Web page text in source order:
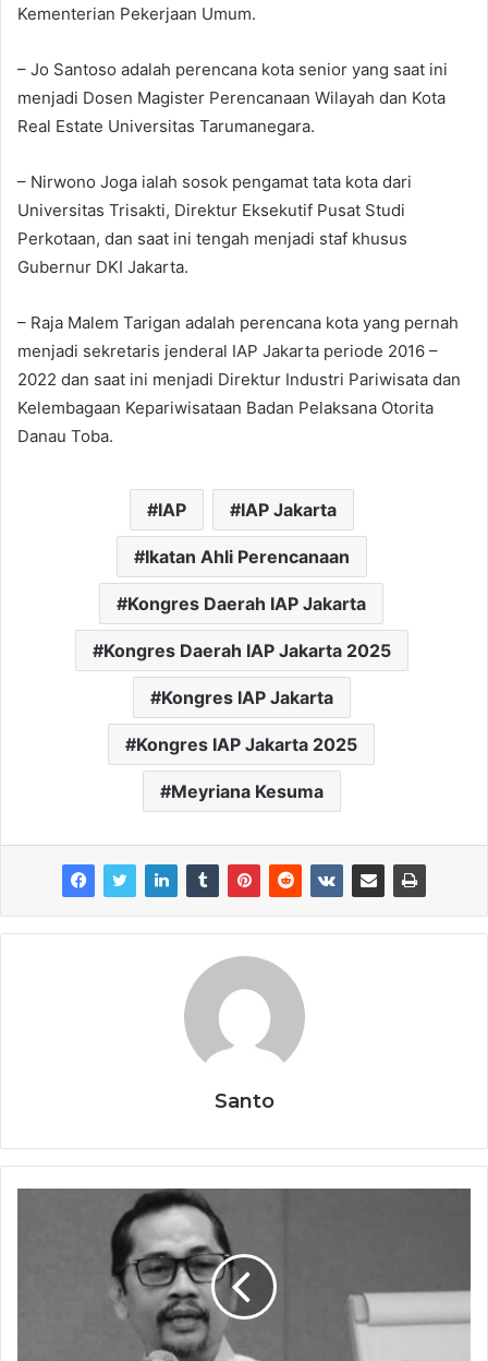
Kementerian Pekerjaan Umum.
– Jo Santoso adalah perencana kota senior yang saat ini
menjadi Dosen Magister Perencanaan Wilayah dan Kota
Real Estate Universitas Tarumanegara.
– Nirwono Joga ialah sosok pengamat tata kota dari
Universitas Trisakti, Direktur Eksekutif Pusat Studi
Perkotaan, dan saat ini tengah menjadi staf khusus
Gubernur DKI Jakarta.
– Raja Malem Tarigan adalah perencana kota yang pernah
menjadi sekretaris jenderal IAP Jakarta periode 2016 –
2022 dan saat ini menjadi Direktur Industri Pariwisata dan
Kelembagaan Kepariwisataan Badan Pelaksana Otorita
Danau Toba.
IAP IAP Jakarta
Ikatan Ahli Perencanaan
Kongres Daerah IAP Jakarta
Kongres Daerah IAP Jakarta 2025
Kongres IAP Jakarta
Kongres IAP Jakarta 2025
Meyriana Kesuma
Santo